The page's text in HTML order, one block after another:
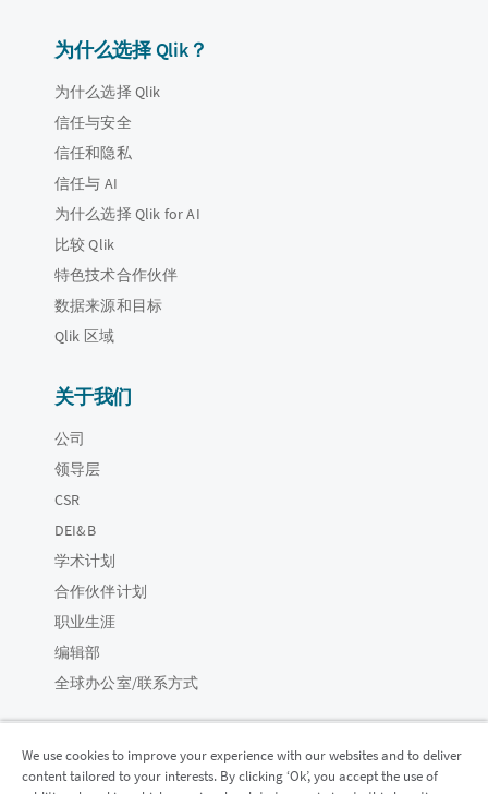
为什么选择 Qlik？
为什么选择 Qlik
信任与安全
信任和隐私
信任与 AI
为什么选择 Qlik for AI
比较 Qlik
特色技术合作伙伴
数据来源和目标
Qlik 区域
关于我们
公司
领导层
CSR
DEI&B
学术计划
合作伙伴计划
职业生涯
编辑部
全球办公室/联系方式
We use cookies to improve your experience with our websites and to deliver
content tailored to your interests. By clicking ‘Ok’, you accept the use of